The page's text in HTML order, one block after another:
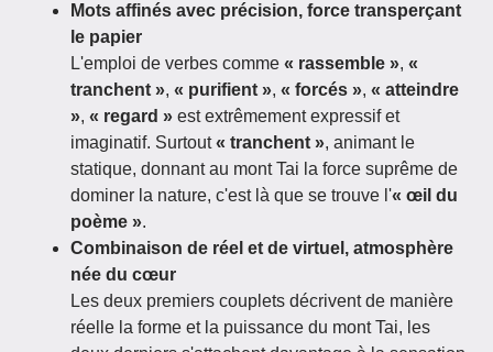
Mots affinés avec précision, force transperçant
le papier
L'emploi de verbes comme « rassemble », «
tranchent », « purifient », « forcés », « atteindre
», « regard » est extrêmement expressif et
imaginatif. Surtout« tranchent », animant le
statique, donnant au mont Tai la force suprême de
dominer la nature, c'est là que se trouve l'« œil du
poème ».
Combinaison de réel et de virtuel, atmosphère
née du cœur
Les deux premiers couplets décrivent de manière
réelle la forme et la puissance du mont Tai, les